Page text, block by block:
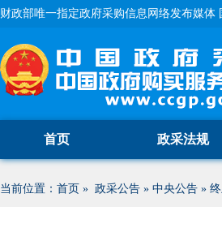
财政部唯一指定政府采购信息网络发布媒体
首页 政采法规
当前位置： 首页 » 政采公告 » 中央公告 »